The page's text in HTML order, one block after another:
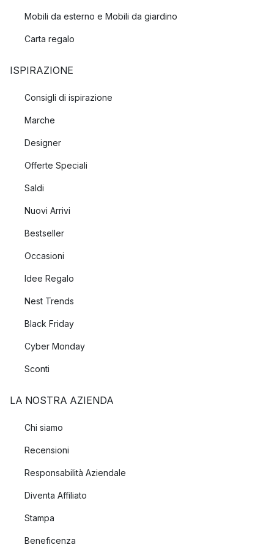
Mobili da esterno e Mobili da giardino
Carta regalo
ISPIRAZIONE
Consigli di ispirazione
Marche
Designer
Offerte Speciali
Saldi
Nuovi Arrivi
Bestseller
Occasioni
Idee Regalo
Nest Trends
Black Friday
Cyber Monday
Sconti
LA NOSTRA AZIENDA
Chi siamo
Recensioni
Responsabilità Aziendale
Diventa Affiliato
Stampa
Beneficenza